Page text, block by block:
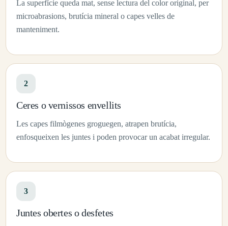
La superfície queda mat, sense lectura del color original, per
microabrasions, brutícia mineral o capes velles de
manteniment.
2
Ceres o vernissos envellits
Les capes filmògenes groguegen, atrapen brutícia,
enfosqueixen les juntes i poden provocar un acabat irregular.
3
Juntes obertes o desfetes